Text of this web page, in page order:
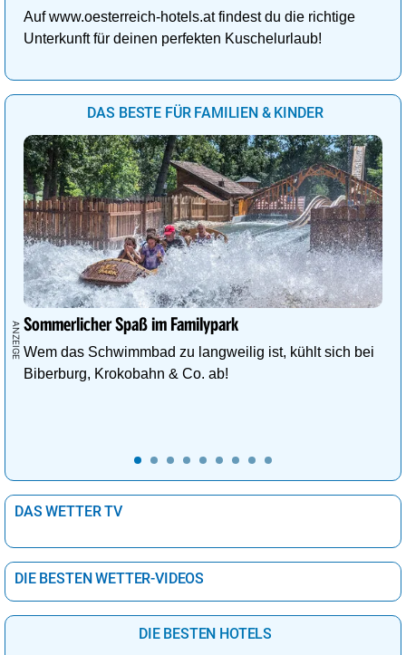
Auf www.oesterreich-hotels.at findest du die richtige
Unterkunft für deinen perfekten Kuschelurlaub!
DAS BESTE FÜR FAMILIEN & KINDER
Sommerlicher Spaß im Familypark
Wem das Schwimmbad zu langweilig ist, kühlt sich bei
Biberburg, Krokobahn & Co. ab!
DAS WETTER TV
DIE BESTEN WETTER-VIDEOS
DIE BESTEN HOTELS